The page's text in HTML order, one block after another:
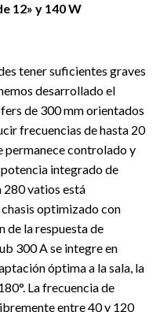
12» y 140 W
tener suficientes graves
desarrollado el
de 300 mm orientados
frecuencias de hasta 20
permanece controlado y
integrado de
280 vatios está
optimizado con
de la respuesta de
300 A se integre en
óptima a la sala, la
La frecuencia de
entre 40 y 120